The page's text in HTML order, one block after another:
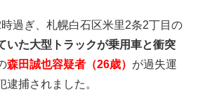
過ぎ、札幌白石区米里2条2丁目の
いた大型トラックが乗用車と衝突
森田誠也容疑者（26歳） が過失運
捕されました。